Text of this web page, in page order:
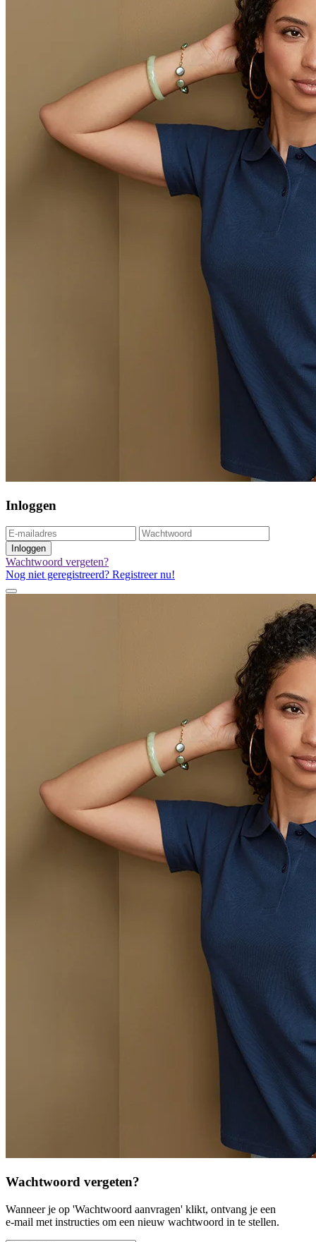
Inloggen
Inloggen
Wachtwoord vergeten?
Nog niet geregistreerd? Registreer nu!
Wachtwoord vergeten?
Wanneer je op 'Wachtwoord aanvragen' klikt, ontvang je een
e-mail met instructies om een nieuw wachtwoord in te stellen.